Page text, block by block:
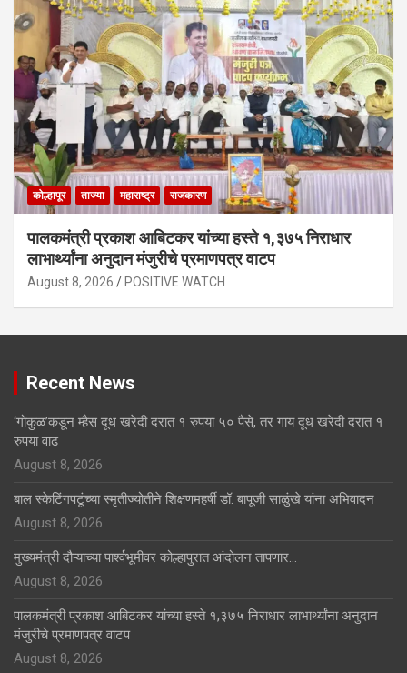
कोल्हापूर ताज्या महाराष्ट्र राजकारण
पालकमंत्री प्रकाश आबिटकर यांच्या हस्ते १,३७५ निराधार
लाभार्थ्यांना अनुदान मंजुरीचे प्रमाणपत्र वाटप
August 8, 2026 POSITIVE WATCH
Recent News
‘गोकुळ’कडून म्हैस दूध खरेदी दरात १ रुपया ५० पैसे, तर गाय दूध खरेदी दरात १
रुपया वाढ
August 8, 2026
बाल स्केटिंगपटूंच्या स्मृतीज्योतीने शिक्षणमहर्षी डॉ. बापूजी साळुंखे यांना अभिवादन
August 8, 2026
मुख्यमंत्री दौऱ्याच्या पार्श्वभूमीवर कोल्हापुरात आंदोलन तापणार…
August 8, 2026
पालकमंत्री प्रकाश आबिटकर यांच्या हस्ते १,३७५ निराधार लाभार्थ्यांना अनुदान
मंजुरीचे प्रमाणपत्र वाटप
August 8, 2026